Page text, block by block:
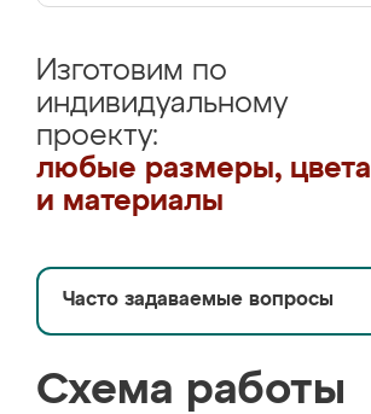
Изготовим по
индивидуальному
проекту:
любые размеры, цвета
и материалы
Часто задаваемые вопросы
Схема работы